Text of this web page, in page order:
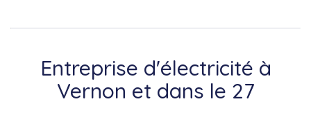
Entreprise d'électricité à
Vernon et dans le 27